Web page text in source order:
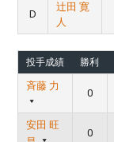
D
辻田 寛
人
投手成績 勝利
斉藤 力
0
安田 旺
0